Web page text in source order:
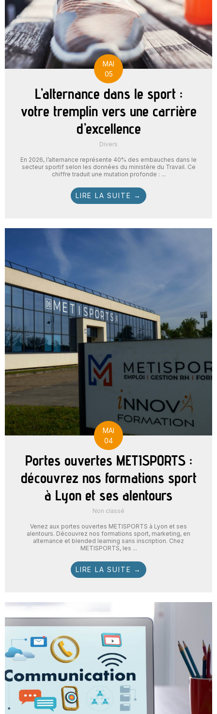
MAI
05
L’alternance dans le sport :
votre tremplin vers une carrière
d’excellence
Divers
En 2026, l’alternance représente 40% des embauches dans le
secteur sportif selon les données du ministère du Travail. Ce
chiffre traduit une mutation profonde : ...
LIRE LA SUITE →
MAI
04
Portes ouvertes METISPORTS :
découvrez nos formations sport
à Lyon et ses alentours
Non classé
Venez aux portes ouvertes METISPORTS à Lyon et ses
alentours. Découvrez nos formations sport, marketing, en
alternance et blended learning sans inscription. Chez
METISPORTS, les ...
LIRE LA SUITE →